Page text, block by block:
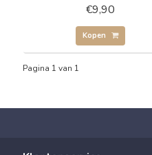
€9,90
Kopen
Pagina 1 van 1